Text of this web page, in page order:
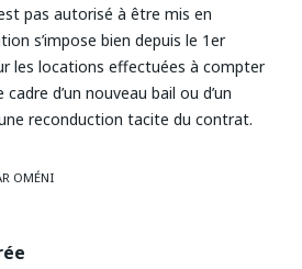
pas autorisé à être mis en
s’impose bien depuis le 1er
les locations effectuées à compter
d’un nouveau bail ou d’un
reconduction tacite du contrat.
OMÉNI